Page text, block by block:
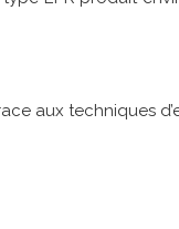
aux techniques